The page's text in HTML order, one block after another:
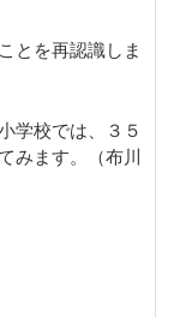
とを再認識しま
学校では、３５
みます。（布川